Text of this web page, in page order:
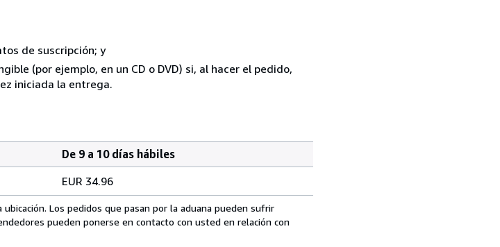
de suscripción; y
(por ejemplo, en un CD o DVD) si, al hacer el pedido,
iniciada la entrega.
De 9 a 10 días hábiles
EUR 34.96
Los pedidos que pasan por la aduana pueden sufrir
pueden ponerse en contacto con usted en relación con